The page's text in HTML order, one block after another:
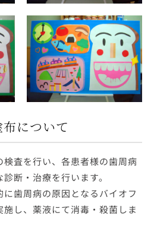
について
査を行い、各患者様の歯周病
断・治療を行います。
歯周病の原因となるバイオフ
し、薬液にて消毒・殺菌しま